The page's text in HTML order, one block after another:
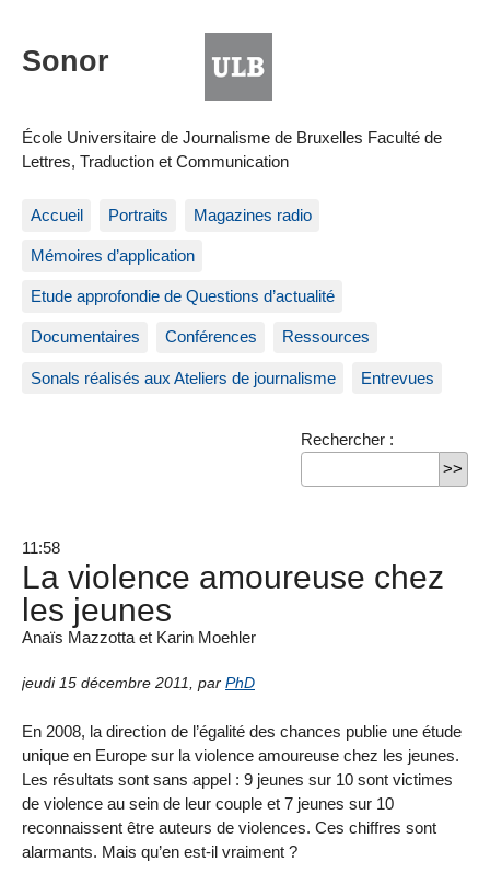
École Universitaire de Journalisme de Bruxelles Faculté de
Lettres, Traduction et Communication
Accueil Portraits Magazines radio
Mémoires d’application
Etude approfondie de Questions d’actualité
Documentaires Conférences Ressources
Sonals réalisés aux Ateliers de journalisme Entrevues
Rechercher :
11:58
La violence amoureuse chez
les jeunes
Anaïs Mazzotta et Karin Moehler
jeudi 15 décembre 2011 par PhD
En 2008, la direction de l’égalité des chances publie une étude
unique en Europe sur la violence amoureuse chez les jeunes.
Les résultats sont sans appel : 9 jeunes sur 10 sont victimes
de violence au sein de leur couple et 7 jeunes sur 10
reconnaissent être auteurs de violences. Ces chiffres sont
alarmants. Mais qu’en est-il vraiment ?